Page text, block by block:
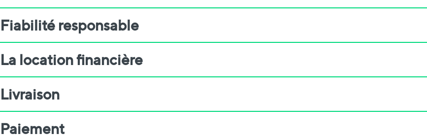
Fiabilité responsable
La location financière
Livraison
Paiement